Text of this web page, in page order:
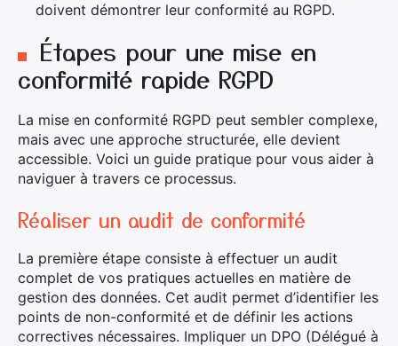
doivent démontrer leur conformité au RGPD.
Étapes pour une mise en
conformité rapide RGPD
La mise en conformité RGPD peut sembler complexe,
mais avec une approche structurée, elle devient
accessible. Voici un guide pratique pour vous aider à
naviguer à travers ce processus.
Réaliser un audit de conformité
La première étape consiste à effectuer un audit
complet de vos pratiques actuelles en matière de
gestion des données. Cet audit permet d’identifier les
points de non-conformité et de définir les actions
correctives nécessaires. Impliquer un DPO (Délégué à